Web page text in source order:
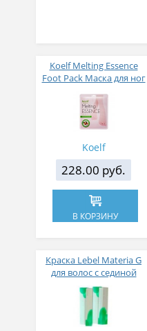
Koelf Melting Essence
Foot Pack Маска для ног
эссенцией
Koelf
228.00 руб.
В КОРЗИНУ
Краска Lebel Materia G
для волос с сединой